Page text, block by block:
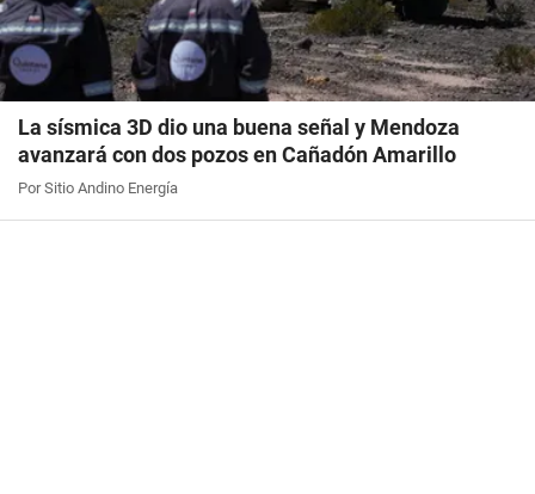
La sísmica 3D dio una buena señal y Mendoza
avanzará con dos pozos en Cañadón Amarillo
Por Sitio Andino Energía